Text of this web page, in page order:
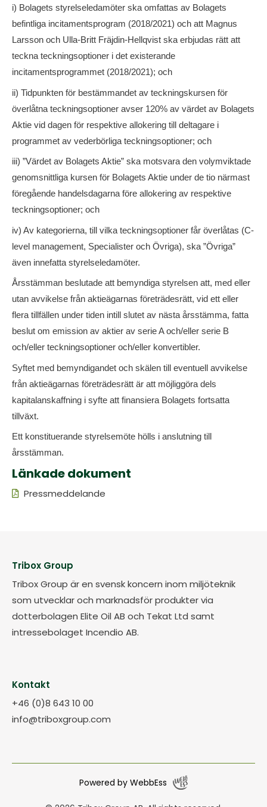
i) Bolagets styrelseledamöter ska omfattas av Bolagets
befintliga incitamentsprogram (2018/2021) och att Magnus
Larsson och Ulla-Britt Fräjdin-Hellqvist ska erbjudas rätt att
teckna teckningsoptioner i det existerande
incitamentsprogrammet (2018/2021); och
ii) Tidpunkten för bestämmandet av teckningskursen för
överlåtna teckningsoptioner avser 120% av värdet av Bolagets
Aktie vid dagen för respektive allokering till deltagare i
programmet av vederbörliga teckningsoptioner; och
iii) ”Värdet av Bolagets Aktie” ska motsvara den volymviktade
genomsnittliga kursen för Bolagets Aktie under de tio närmast
föregående handelsdagarna före allokering av respektive
teckningsoptioner; och
iv) Av kategorierna, till vilka teckningsoptioner får överlåtas (C-
level management, Specialister och Övriga), ska ”Övriga”
även innefatta styrelseledamöter.
Årsstämman beslutade att bemyndiga styrelsen att, med eller
utan avvikelse från aktieägarnas företrädesrätt, vid ett eller
flera tillfällen under tiden intill slutet av nästa årsstämma, fatta
beslut om emission av aktier av serie A och/eller serie B
och/eller teckningsoptioner och/eller konvertibler.
Syftet med bemyndigandet och skälen till eventuell avvikelse
från aktieägarnas företrädesrätt är att möjliggöra dels
kapitalanskaffning i syfte att finansiera Bolagets fortsatta
tillväxt.
Ett konstituerande styrelsemöte hölls i anslutning till
årsstämman.
Länkade dokument
Pressmeddelande
Tribox Group
Tribox Group är en svensk koncern inom miljöteknik
som utvecklar och marknadsför produkter via
dotterbolagen Elite Oil AB och Tekat Ltd samt
intressebolaget Incendio AB.
Kontakt
+46 (0)8 643 10 00
info@triboxgroup.com
Powered by WebbEss